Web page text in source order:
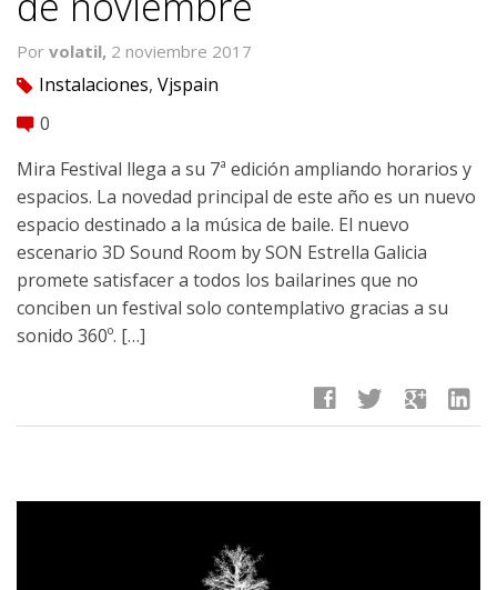
Por volatil, 2 noviembre 2017
tag Instalaciones, Vjspain
comment 0
Mira Festival llega a su 7ª edición ampliando horarios y
espacios. La novedad principal de este año es un nuevo
espacio destinado a la música de baile. El nuevo
escenario 3D Sound Room by SON Estrella Galicia
promete satisfacer a todos los bailarines que no
conciben un festival solo contemplativo gracias a su
sonido 360º. […]
facebook twitter google linkedin